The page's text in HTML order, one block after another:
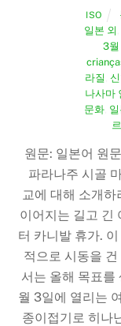
ISO
일본 외
3월
라질
나사마
문화,
원문: 일본어 원
파라나주 시골
교에 대해 소개하
이어지는 길고 긴
터 카니발 휴가.
적으로 시동을
서는 올해 목표
월 3일에 열리는
종이접기로 히나